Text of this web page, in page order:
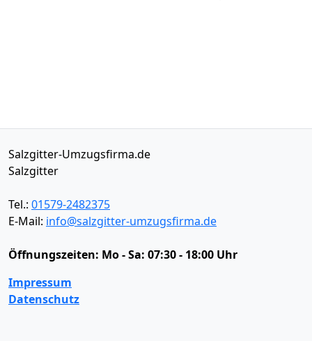
Salzgitter-Umzugsfirma.de
Salzgitter
Tel.: 01579-2482375
E-Mail: info@salzgitter-umzugsfirma.de
Öffnungszeiten: Mo - Sa: 07:30 - 18:00 Uhr
Impressum
Datenschutz